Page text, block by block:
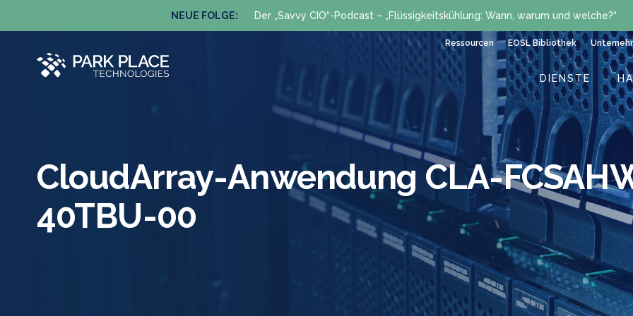
NEUE FOLGE: Der „Savvy CIO“-Podcast – „Flüssigkeitskühlung: Wann, warum und welche?“
Ressourcen EOSL Bibliothek
DIENSTE
CloudArray-Anwendung CLA-
40TBU-00